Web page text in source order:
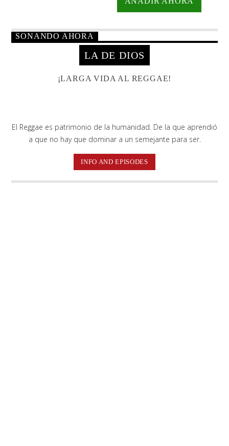
SONANDO AHORA
LA DE DIOS
¡LARGA VIDA AL REGGAE!
El Reggae es patrimonio de la humanidad. De la que aprendió
a que no hay que dominar a un semejante para ser.
INFO AND EPISODES